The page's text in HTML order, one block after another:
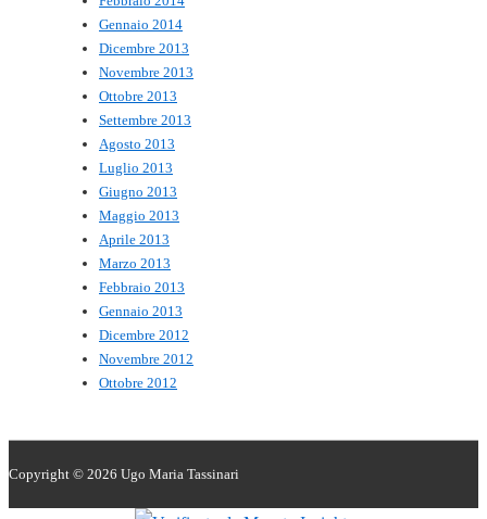
Gennaio 2014
Dicembre 2013
Novembre 2013
Ottobre 2013
Settembre 2013
Agosto 2013
Luglio 2013
Giugno 2013
Maggio 2013
Aprile 2013
Marzo 2013
Febbraio 2013
Gennaio 2013
Dicembre 2012
Novembre 2012
Ottobre 2012
Copyright © 2026 Ugo Maria Tassinari